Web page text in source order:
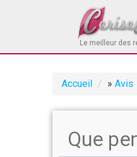
Le meilleur des
Accueil » Avis
Que